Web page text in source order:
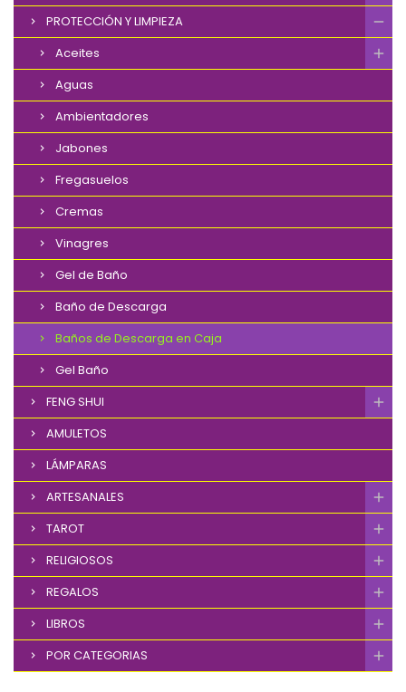
PROTECCIÓN Y LIMPIEZA
Aceites
Aguas
Ambientadores
Jabones
Fregasuelos
Cremas
Vinagres
Gel de Baño
Baño de Descarga
Baños de Descarga en Caja
Gel Baño
FENG SHUI
AMULETOS
LÁMPARAS
ARTESANALES
TAROT
RELIGIOSOS
REGALOS
LIBROS
POR CATEGORIAS